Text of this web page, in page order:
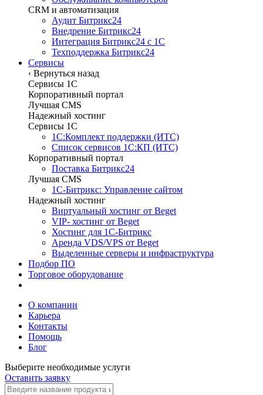
CRM и автоматизация
Аудит Битрикс24
Внедрение Битрикс24
Интеграция Битрикс24 с 1С
Техподдержка Битрикс24
Сервисы
‹ Вернуться назад
Сервисы 1C
Корпоративный портал
Лучшая CMS
Надежный хостинг
Сервисы 1C
1С:Комплект поддержки (ИТС)
Список сервисов 1С:КП (ИТС)
Корпоративный портал
Поставка Битрикс24
Лучшая CMS
1С-Битрикс: Управление сайтом
Надежный хостинг
Виртуальный хостинг от Beget
VIP- хостинг от Beget
Хостинг для 1С-Битрикс
Аренда VDS/VPS от Beget
Выделенные серверы и инфраструктура
Подбор ПО
Торговое оборудование
О компании
Карьера
Контакты
Помощь
Блог
Выберите необходимые услуги
Оставить заявку